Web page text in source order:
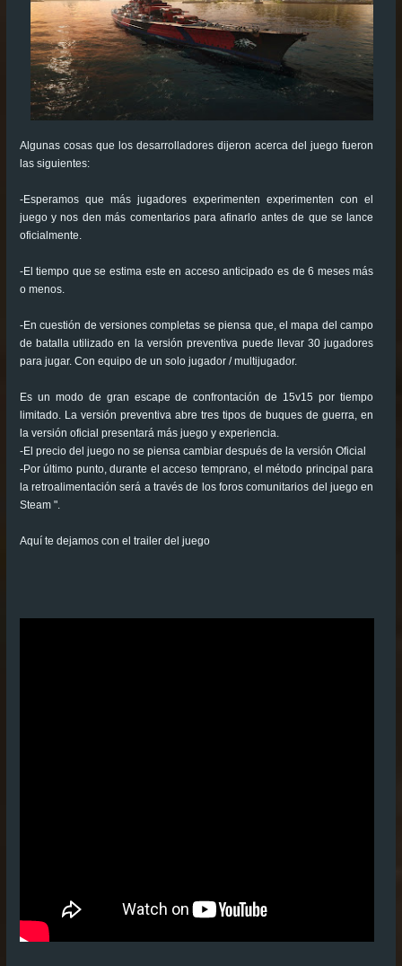
Algunas cosas que los desarrolladores dijeron acerca del juego fueron
las siguientes:
-Esperamos que más jugadores experimenten experimenten con el
juego y nos den más comentarios para afinarlo antes de que se lance
oficialmente.
-El tiempo que se estima este en acceso anticipado es de 6 meses más
o menos.
-En cuestión de versiones completas se piensa que, el mapa del campo
de batalla utilizado en la versión preventiva puede llevar 30 jugadores
para jugar. Con equipo de un solo jugador / multijugador.
Es un modo de gran escape de confrontación de 15v15 por tiempo
limitado. La versión preventiva abre tres tipos de buques de guerra, en
la versión oficial presentará más juego y experiencia.
-El precio del juego no se piensa cambiar después de la versión Oficial
-Por último punto, durante el acceso temprano, el método principal para
la retroalimentación será a través de los foros comunitarios del juego en
Steam ".
Aquí te dejamos con el trailer del juego